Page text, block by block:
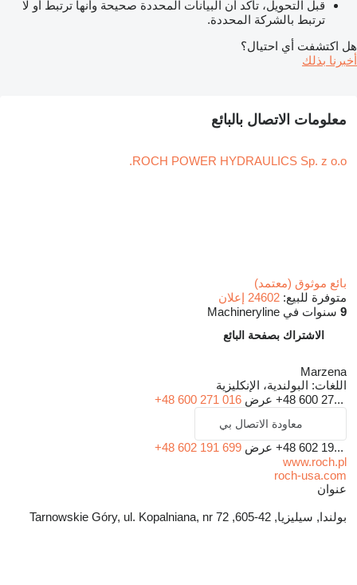
قبل التحويل، تأكد أن البيانات المحددة صحيحة وأنها ترتبط أو لا
ترتبط بالشركة المحددة.
هل اكتشفت أي احتيال؟
أخبرنا بذلك
معلومات الاتصال بالبائع
ROCH POWER HYDRAULICS Sp. z o.o.
بائع موثوق (معتمد)
متوفرة للبيع: 24602 إعلان
9 سنوات في Machineryline
الاشتراك بصفحة البائع
Marzena
اللغات: البولندية، الإنكليزية
+48 600 27... عرض +48 600 271 016
معاودة الاتصال بي
+48 602 19... عرض +48 602 191 699
www.roch.pl
roch-usa.com
عنوان
بولندا, سيليزيا, 42-605, Tarnowskie Góry, ul. Kopalniana, nr 72